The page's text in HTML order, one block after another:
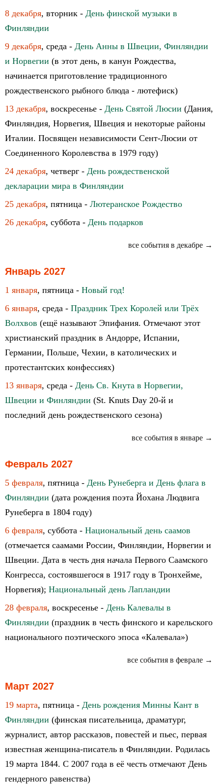
8 декабря, вторник - День финской музыки в
Финляндии
9 декабря, среда - День Анны в Швеции, Финляндии
и Норвегии (в этот день, в канун Рождества,
начинается приготовление традиционного
рождественского рыбного блюда - лютефиск)
13 декабря, воскресенье - День Святой Люсии (Дания,
Финляндия, Норвегия, Швеция и некоторые районы
Италии. Посвящен независимости Сент-Люсии от
Соединенного Королевства в 1979 году)
24 декабря, четверг - День рождественской
декларации мира в Финляндии
25 декабря, пятница - Лютеранское Рождество
26 декабря, суббота - День подарков
все события в декабре →
Январь 2027
1 января, пятница - Новый год!
6 января, среда - Праздник Трех Королей или Трёх
Волхвов (ещё называют Эпифания. Отмечают этот
христианский праздник в Андорре, Испании,
Германии, Польше, Чехии, в католических и
протестантских конфессиях)
13 января, среда - День Св. Кнута в Норвегии,
Швеции и Финляндии (St. Knuts Day 20-й и
последний день рождественского сезона)
все события в январе →
Февраль 2027
5 февраля, пятница - День Рунеберга и День флага в
Финляндии (дата рождения поэта Йохана Людвига
Рунеберга в 1804 году)
6 февраля, суббота - Национальный день саамов
(отмечается саамами России, Финляндии, Норвегии и
Швеции. Дата в честь дня начала Первого Саамского
Конгресса, состоявшегося в 1917 году в Тронхейме,
Норвегия); Национальный день Лапландии
28 февраля, воскресенье - День Калевалы в
Финляндии (праздник в честь финского и карельского
национального поэтического эпоса «Калевала»)
все события в феврале →
Март 2027
19 марта, пятница - День рождения Минны Кант в
Финляндии (финская писательница, драматург,
журналист, автор рассказов, повестей и пьес, первая
известная женщина-писатель в Финляндии. Родилась
19 марта 1844. С 2007 года в её честь отмечают День
гендерного равенства)